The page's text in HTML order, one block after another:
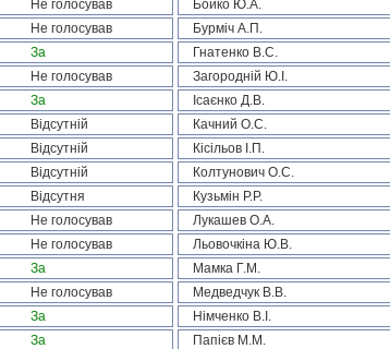
Не голосував Бойко Ю.А.
Не голосував Бурміч А.П.
За Гнатенко В.С.
Не голосував Загородній Ю.І.
За Ісаєнко Д.В.
Відсутній Качний О.С.
Відсутній Кісільов І.П.
Відсутній Колтунович О.С.
Відсутня Кузьмін Р.Р.
Не голосував Лукашев О.А.
Не голосував Льовочкіна Ю.В.
За Мамка Г.М.
Не голосував Медведчук В.В.
За Німченко В.І.
За Папієв М.М.